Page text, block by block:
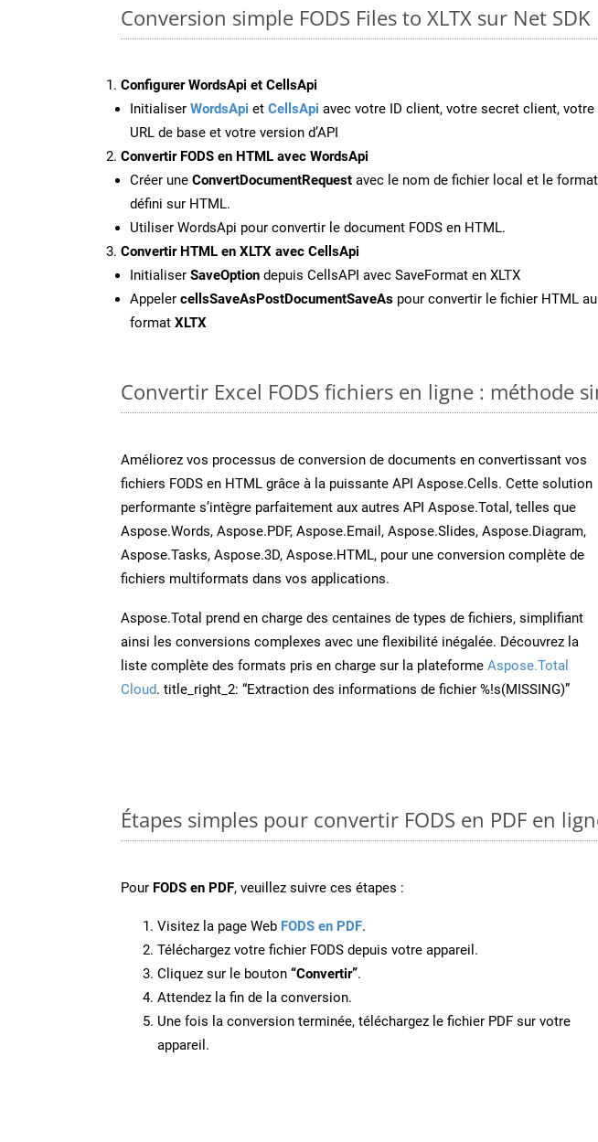
Conversion simple FODS Files to XLTX sur Net SDK
Configurer WordsApi et CellsApi
Initialiser WordsApi et CellsApi avec votre ID client, votre secret client, votre
URL de base et votre version d’API
Convertir FODS en HTML avec WordsApi
Créer une ConvertDocumentRequest avec le nom de fichier local et le format
défini sur HTML.
Utiliser WordsApi pour convertir le document FODS en HTML.
Convertir HTML en XLTX avec CellsApi
Initialiser SaveOption depuis CellsAPI avec SaveFormat en XLTX
Appeler cellsSaveAsPostDocumentSaveAs pour convertir le fichier HTML au
format XLTX
Convertir Excel FODS fichiers en ligne : méthode
Améliorez vos processus de conversion de documents en convertissant vos
fichiers FODS en HTML grâce à la puissante API Aspose.Cells. Cette solution
performante s’intègre parfaitement aux autres API Aspose.Total, telles que
Aspose.Words, Aspose.PDF, Aspose.Email, Aspose.Slides, Aspose.Diagram,
Aspose.Tasks, Aspose.3D, Aspose.HTML, pour une conversion complète de
fichiers multiformats dans vos applications.
Aspose.Total prend en charge des centaines de types de fichiers, simplifiant
ainsi les conversions complexes avec une flexibilité inégalée. Découvrez la
liste complète des formats pris en charge sur la plateforme Aspose.Total
Cloud. title_right_2: “Extraction des informations de fichier %!s(MISSING)”
Étapes simples pour convertir FODS en PDF en
Pour FODS en PDF, veuillez suivre ces étapes :
Visitez la page Web FODS en PDF.
Téléchargez votre fichier FODS depuis votre appareil.
Cliquez sur le bouton “Convertir”.
Attendez la fin de la conversion.
Une fois la conversion terminée, téléchargez le fichier PDF sur votre
appareil.